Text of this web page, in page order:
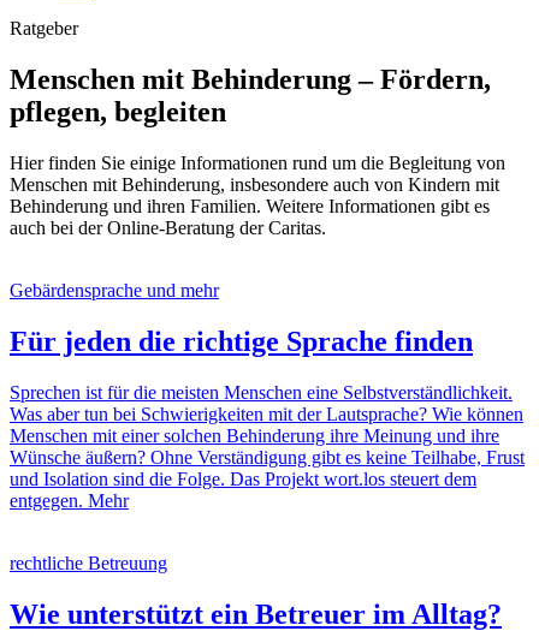
Ratgeber
Menschen mit Behinderung – Fördern,
pflegen, begleiten
Hier finden Sie einige Informationen rund um die Begleitung von
Menschen mit Behinderung, insbesondere auch von Kindern mit
Behinderung und ihren Familien. Weitere Informationen gibt es
auch bei der Online-Beratung der Caritas.
Gebärdensprache und mehr
Für jeden die richtige Sprache finden
Sprechen ist für die meisten Menschen eine Selbstverständlichkeit.
Was aber tun bei Schwierigkeiten mit der Lautsprache? Wie können
Menschen mit einer solchen Behinderung ihre Meinung und ihre
Wünsche äußern? Ohne Verständigung gibt es keine Teilhabe, Frust
und Isolation sind die Folge. Das Projekt wort.los steuert dem
entgegen. Mehr
rechtliche Betreuung
Wie unterstützt ein Betreuer im Alltag?